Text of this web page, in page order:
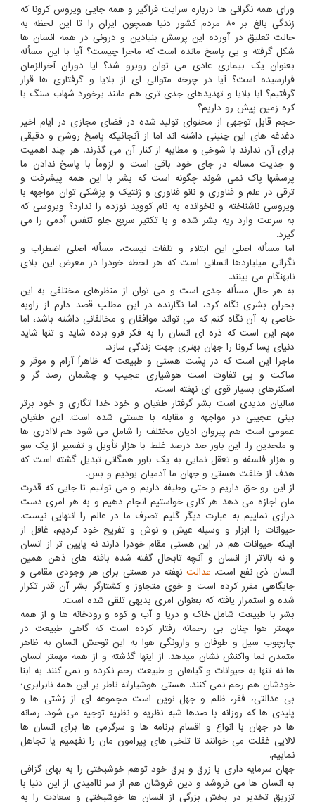
ورای همه نگرانی ها درباره سرایت فراگیر و همه جایی ویروس كرونا كه
زندگی بالغ بر ۸۰ مردم كشور دنیا همچون ایران را تا این لحظه به
حالت تعلیق در آورده این پرسش بنیادین و درونی در همه انسان ها
شكل گرفته و بی پاسخ مانده است كه ماجرا چیست؟ آیا با این مسأله
بعنوان یك بیماری عادی می توان روبرو شد؟ ایا دوران آخرالزمان
فرارسیده است؟ آیا در چرخه متوالی ای از بلایا و گرفتاری ها قرار
گرفتیم؟ ایا بلایا و تهدیدهای جدی تری هم مانند برخورد شهاب سنگ با
كره زمین پیش رو داریم؟
حجم قابل توجهی از محتوای تولید شده در فضای مجازی در ایام اخیر
دغدغه های این چنینی داشته اند اما از آنجائیكه پاسخ روشن و دقیقی
برای آن ندارند با شوخی و مطایبه از كنار آن می گذرند. هر چند اهمیت
و جدیت مساله در جای خود باقی است و لزوماً با پاسخ ندادن ما
پرسشها پاك نمی شوند چگونه است كه بشر با این همه پیشرفت و
ترقی در علم و فناوری و نانو فناوری و ژنتیك و پزشكی توان مواجهه با
ویروسی ناشناخته و ناخوانده به نام كووید نوزده را ندارد؟ ویروسی كه
به سرعت وارد ریه بشر شده و با تكثیر سریع جلو تنفس آدمی را می
گیرد.
اما مسأله اصلی این ابتلاء و تلفات نیست، مسأله اصلی اضطراب و
نگرانی میلیاردها انسانی است كه هر لحظه خودرا در معرض این بلای
نابهنگام می بینند.
به هر حال مسأله جدی است و می توان از منظرهای مختلفی به این
بحران بشری نگاه كرد، اما نگارنده در این مطلب قصد دارم از زاویه
خاصی به آن نگاه كنم كه می تواند موافقان و مخالفانی داشته باشد، اما
مهم این است كه ذره ای انسان را به فكر فرو برده شاید و تنها شاید
دنیای پسا كرونا را جهان بهتری جهت زندگی سازد.
ماجرا این است كه در پشت هستی و طبیعت كه ظاهراً آرام و موقر و
ساكت و بی تفاوت است هوشیاری عجیب و چشمان رصد گر و
اسكنرهای بسیار قوی ای نهفته است.
سالیان مدیدی است بشر گرفتار طغیان و خود خدا انگاری و خود برتر
بینی عجیبی در مواجهه و مقابله با هستی شده است. این طغیان
عمومی است هم پیروان ادیان مختلف را شامل می شود هم لاادری ها
و ملحدین را. این باور صد درصد غلط با هزار تأویل و تفسیر از یك سو
و هزار فلسفه و تعقل نمایی به یك باور همگانی تبدیل گشته است كه
هدف از خلقت هستی و جهان ما آدمیان بودیم و بس.
از این رو حق داریم و حتی وظیفه داریم و می توانیم تا جایی كه قدرت
مان اجازه می دهد هر كاری خواستیم انجام دهیم و به هر امری دست
درازی نماییم به عبارت دیگر گلیم تصرف ما در عالم را انتهایی نیست.
حیوانات را ابزار و وسیله عیش و نوش و تفریح خود كردیم، غافل از
اینكه حیوانات هم در این هستی مقام خودرا دارند نه پایین تر از انسان
و نه بالاتر از انسان و آنچه تابحال گفته شده بافته های ذهن همین
انسان ذی نفع است. عدالت نهفته در هستی برای هر وجودی مقامی و
جایگاهی مقرر كرده است و خوی متجاوز و كشتارگر بشر آن قدر تكرار
شده و استمرار یافته كه بعنوان امری بدیهی تلقی شده است.
بشر با طبیعت شامل خاك و دریا و آب و كوه و رودخانه ها و از همه
مهمتر هوا چنان بی رحمانه رفتار كرده است كه گاهی طبیعت در
چارچوب سیل و طوفان و وارونگی هوا به این توحش انسان به ظاهر
متمدن نما واكنش نشان میدهد. از اینها گذشته و از همه مهمتر انسان
ها نه تنها به حیوانات و گیاهان و طبیعت رحم نكرده و نمی كنند به ابنا
خودشان هم رحم نمی كنند. هستی هوشیارانه ناظر بر این همه نابرابری؛
بی عدالتی، فقر، ظلم و جهل نوین است مجموعه ای از زشتی ها و
پلیدی ها كه روزانه با صدها شبه نظریه و نظریه توجیه می شود. رسانه
ها در جهان با انواع و اقسام برنامه ها و سرگرمی ها برای انسان ها
لالایی غفلت می خوانند تا تلخی های پیرامون مان را نفهمیم یا تجاهل
نماییم.
جهان سرمایه داری با زرق و برق خود توهم خوشبختی را به بهای گزافی
به انسان ها می فروشد و دین فروشان هم از سر ناامیدی از این دنیا با
تزریق تخدیر در بخش بزرگی از انسان ها خوشبختی و سعادت را به